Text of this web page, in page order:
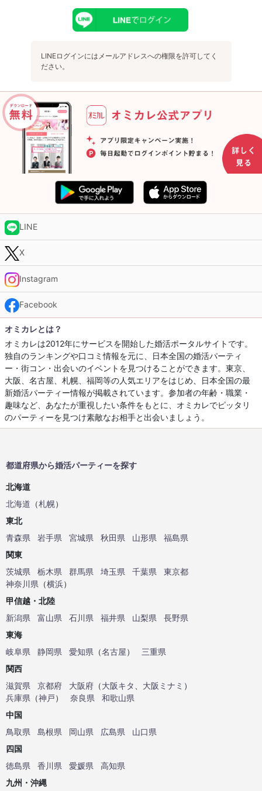
LINEログインにはメールアドレスへの権限を許可してく
ださい。
LINE
X
Instagram
Facebook
オミカレとは？
オミカレは2012年にサービスを開始した婚活ポータルサイトです。
独自のランキングや口コミ情報を元に、日本全国の婚活パーティ
ー・街コン・出会いのイベントを見つけることができます。東京、
大阪、名古屋、札幌、福岡等の人気エリアをはじめ、日本全国の最
新婚活パーティー情報が掲載されています。参加者の年齢・職業・
趣味など、あなたが重視したい条件をもとに、オミカレでピッタリ
のパーティーを見つけ素敵なお相手と出会いましょう。
都道府県から婚活パーティーを探す
北海道
北海道 （札幌）
東北
青森県
岩手県 宮城県 秋田県 山形県
福島県
関東
茨城県
栃木県 群馬県 埼玉県 千葉県
東京都
神奈川県 （横浜）
甲信越・北陸
新潟県
富山県 石川県 福井県 山梨県
長野県
東海
岐阜県
静岡県 愛知県 （名古屋）
三重県
関西
滋賀県
京都府 大阪府 （大阪キタ 大阪ミナミ ）
兵庫県 （神戸） 奈良県
和歌山県
中国
鳥取県
島根県 岡山県 広島県
山口県
四国
徳島県
香川県 愛媛県
高知県
九州・沖縄